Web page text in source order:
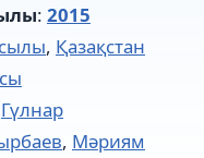
: 2015
, Қазақстан
Гүлнар
, Мәриям